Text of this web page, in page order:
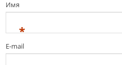
Имя
*
E-mail